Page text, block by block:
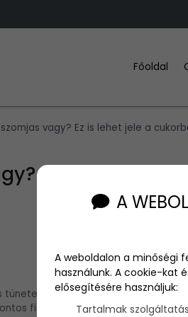
Főoldal
vagy? Ez is lehet jele a
Ez is lehet jele a
lehet a cukorbetegségnek,
figyelmet fordítani ezekre a
A
A weboldalon a minőségi
használunk. A cookie-kat
elősegítésére használjuk:
Tartalmak